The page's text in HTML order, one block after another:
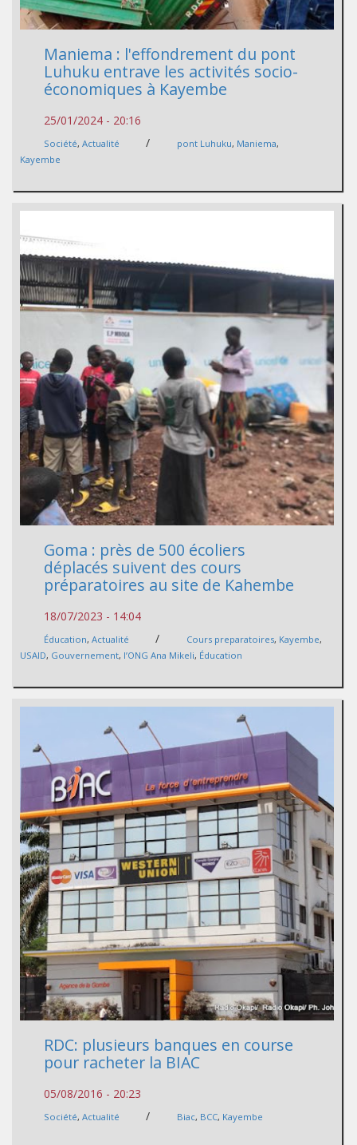
Maniema : l'effondrement du pont
Luhuku entrave les activités socio-
économiques à Kayembe
25/01/2024 - 20:16
Société, Actualité / pont Luhuku, Maniema,
Kayembe
Goma : près de 500 écoliers
déplacés suivent des cours
préparatoires au site de Kahembe
18/07/2023 - 14:04
Éducation, Actualité / Cours preparatoires, Kayembe,
USAID, Gouvernement, l’ONG Ana Mikeli, Éducation
RDC: plusieurs banques en course
pour racheter la BIAC
05/08/2016 - 20:23
Société, Actualité / Biac, BCC, Kayembe